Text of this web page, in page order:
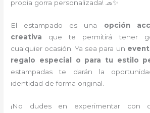
propia gorra personalizada! 🧢✨
El estampado es una opción
creativa que te permitirá tener
cualquier ocasión. Ya sea para un
regalo especial o para tu estilo
estampadas te darán la
identidad de forma original.
¡No dudes en experimentar con